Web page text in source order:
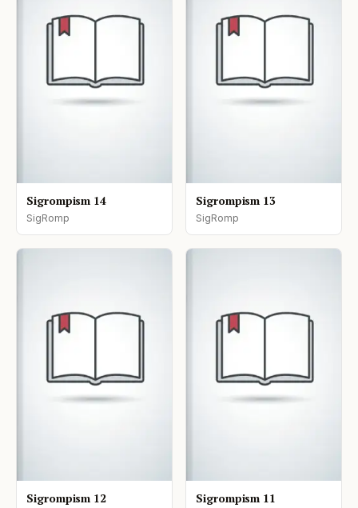
Sigrompism 14
SigRomp
Sigrompism 13
SigRomp
Sigrompism 12 Sigrompism 11